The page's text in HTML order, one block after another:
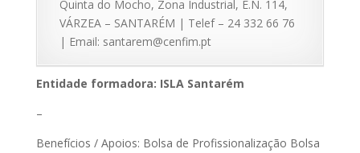
Quinta do Mocho, Zona Industrial, E.N. 114,
VÁRZEA – SANTARÉM | Telef – 24 332 66 76
| Email: santarem@cenfim.pt
Entidade formadora: ISLA Santarém
–
Benefícios / Apoios: Bolsa de Profissionalização Bolsa